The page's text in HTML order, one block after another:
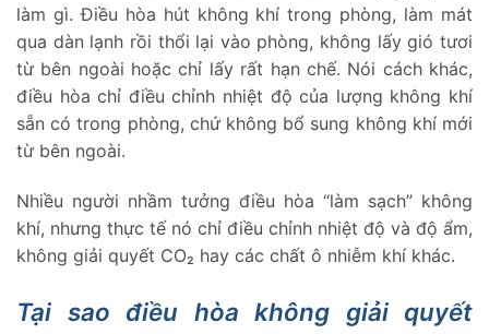
làm gì. Điều hòa hút không khí trong phòng, làm mát
qua dàn lạnh rồi thổi lại vào phòng, không lấy gió tươi
từ bên ngoài hoặc chỉ lấy rất hạn chế. Nói cách khác,
điều hòa chỉ điều chỉnh nhiệt độ của lượng không khí
sẵn có trong phòng, chứ không bổ sung không khí mới
từ bên ngoài.
Nhiều người nhầm tưởng điều hòa “làm sạch” không
khí, nhưng thực tế nó chỉ điều chỉnh nhiệt độ và độ ẩm,
không giải quyết CO₂ hay các chất ô nhiễm khí khác.
Tại sao điều hòa không giải quyết